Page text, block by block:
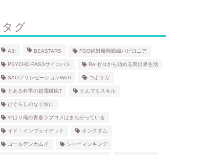
タグ
A3! BEASTARS FGO絶対魔獣戦線バビロニア
PSYCHO-PASSサイコパス Re:ゼロから始める異世界生活
SAOアリシゼーションWoU つよサガ
とある科学の超電磁砲T とんでもスキル
ひぐらしのなく頃に
やはり俺の青春ラブコメはまちがっている
イド・インヴェイデッド キングダム
ゴールデンカムイ シャーマンキング